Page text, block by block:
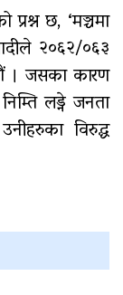
प्रश्न छ, ‘मञ्चमा
२०६२/०६३
। जसका कारण
लड्ने जनता
विरुद्ध